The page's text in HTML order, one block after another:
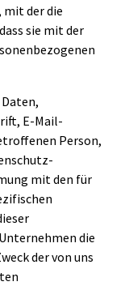
der die
sie mit der
E-Mail-
Person,
mit den für
die
der von uns